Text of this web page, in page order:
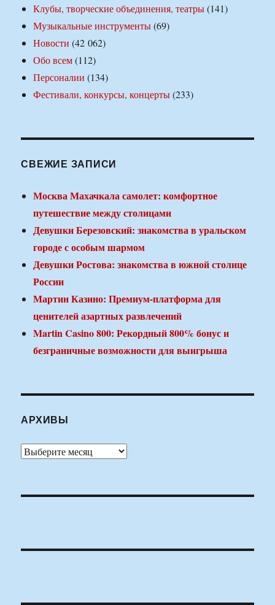
Клубы, творческие объединения, театры(141)
Музыкальные инструменты(69)
Новости (42 062)
Обо всем(112)
Персоналии (134)
Фестивали, конкурсы, концерты(233)
СВЕЖИЕ ЗАПИСИ
Москва Махачкала самолет: комфортное
путешествие между столицами
Девушки Березовский: знакомства в уральском
городе с особым шармом
Девушки Ростова: знакомства в южной столице
России
Мартин Казино: Премиум-платформа для
ценителей азартных развлечений
Martin Casino 800: Рекордный 800% бонус и
безграничные возможности для выигрыша
АРХИВЫ
Архивы